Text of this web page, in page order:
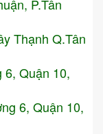
P.Tân
Thạnh Q.Tân
6, Quận 10,
6, Quận 10,